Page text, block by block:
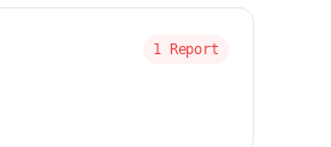
1 Report